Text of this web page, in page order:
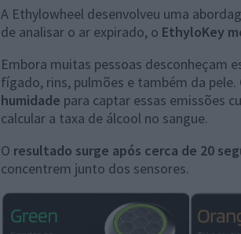
A Ethylowheel desenvolveu uma
de analisar o ar expirado, o EthyloKey
Embora muitas pessoas desconheçam
fígado, rins, pulmões e também da pele.
humidade para captar essas emissões
calcular a taxa de álcool no sangue.
O resultado surge após cerca de 20
concentrem junto dos sensores.